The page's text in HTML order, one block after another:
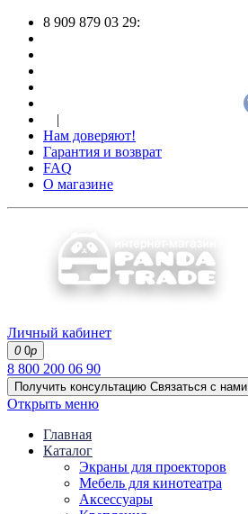
8 909 879 03 29:
|
Нам доверяют!
Гарантия и возврат
FAQ
О магазине
Личный кабинет
0 0р
8 800 200 06 90
Получить консультацию Связаться с нами
Открыть меню
Главная
Каталог
Экраны для проекторов
Mебель для кинотеатра
Аксессуары